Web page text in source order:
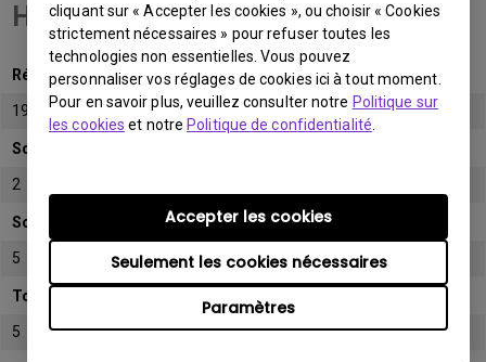
cliquant sur « Accepter les cookies », ou choisir « Cookies
strictement nécessaires » pour refuser toutes les
technologies non essentielles. Vous pouvez
personnaliser vos réglages de cookies ici à tout moment.
Pour en savoir plus, veuillez consulter notre Politique sur
les cookies et notrePolitique de confidentialité
Paramètres
Seulement les cookies nécessaires
Accepter les cookies
HD (FHD)
Résolution native
1920x1080 (1080p)
Sous-pixel lumineux
2
Sous-pixel sombre
5
Total de sous-pixels admissibles
5